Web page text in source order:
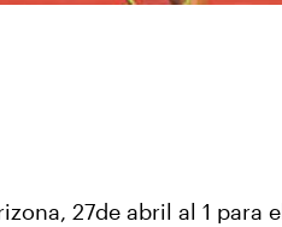
27de abril al 1 para el